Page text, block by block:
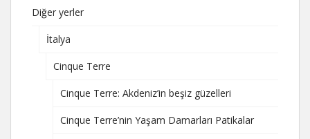
Diğer yerler
İtalya
Cinque Terre
Cinque Terre: Akdeniz’in beşiz güzelleri
Cinque Terre’nin Yaşam Damarları Patikalar